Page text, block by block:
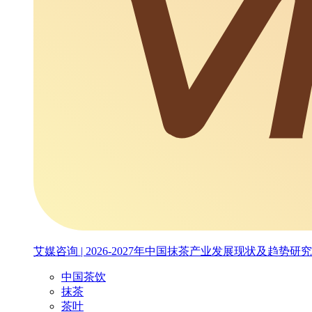
艾媒咨询 | 2026-2027年中国抹茶产业发展现状及趋势研
中国茶饮
抹茶
茶叶